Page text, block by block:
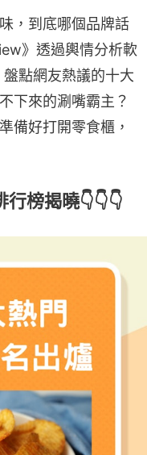
，到底哪個品牌話
》透過輿情分析軟
點網友熱議的十大
下來的涮嘴霸主？
備好打開零食櫃，
榜揭曉👇👇👇